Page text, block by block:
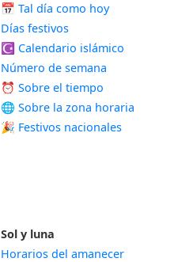
📅 Tal día como hoy
Días festivos
☪️ Calendario islámico
Número de semana
⏰ Sobre el tiempo
🌐 Sobre la zona horaria
🎉 Festivos nacionales
Sol y luna
Horarios del amanecer